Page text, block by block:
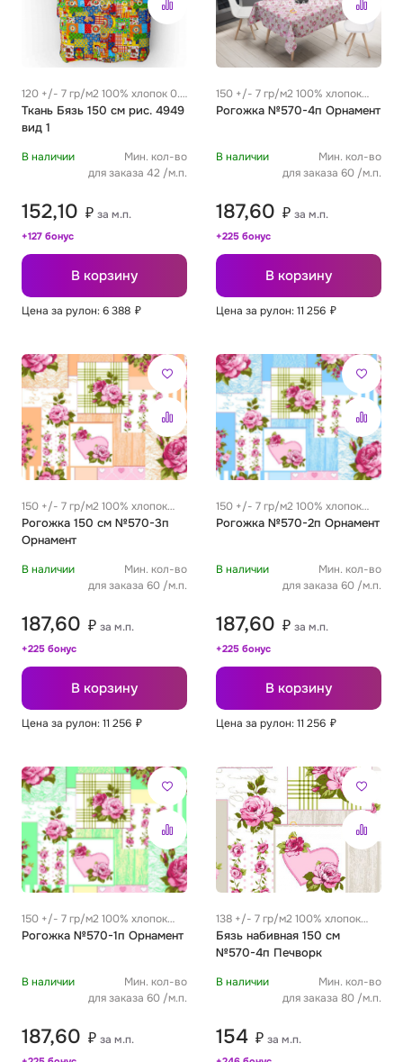
120 +/- 7 гр/м2 100% хлопок 0.3
м
Ткань Бязь 150 см рис. 4949
вид 1
В наличии
Мин. кол-во
для заказа 42 /м.п.
152,10 ₽ за м.п.
+127 бонус
В корзину
Цена за рулон: 6 388 ₽
150 +/- 7 гр/м2 100% хлопок
0.32 м
Рогожка №570-4п Орнамент
В наличии
Мин. кол-во
для заказа 60 /м.п.
187,60 ₽ за м.п.
+225 бонус
В корзину
Цена за рулон: 11 256 ₽
150 +/- 7 гр/м2 100% хлопок
0.32 м
Рогожка 150 см №570-3п
Орнамент
В наличии
Мин. кол-во
для заказа 60 /м.п.
187,60 ₽ за м.п.
+225 бонус
В корзину
Цена за рулон: 11 256 ₽
150 +/- 7 гр/м2 100% хлопок
0.32 м
Рогожка №570-2п Орнамент
В наличии
Мин. кол-во
для заказа 60 /м.п.
187,60 ₽ за м.п.
+225 бонус
В корзину
Цена за рулон: 11 256 ₽
150 +/- 7 гр/м2 100% хлопок
0.32 м
Рогожка №570-1п Орнамент
В наличии
Мин. кол-во
для заказа 60 /м.п.
187,60 ₽ за м.п.
138 +/- 7 гр/м2 100% хлопок
0.32 м
Бязь набивная 150 см
№570-4п Печворк
В наличии
Мин. кол-во
для заказа 80 /м.п.
154 ₽ за м.п.